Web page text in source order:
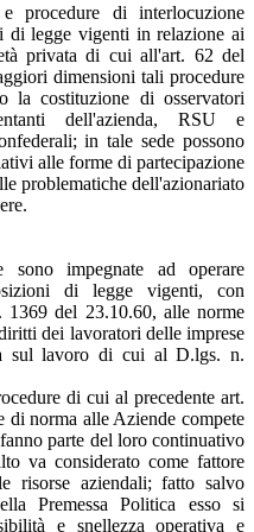
procedure di interlocuzione
di legge vigenti in relazione ai
privata di cui all'art. 62 del
dimensioni tali procedure
la costituzione di osservatori
dell'azienda, RSU e
in tale sede possono
alle forme di partecipazione
problematiche dell'azionariato
impegnate ad operare
di legge vigenti, con
1369 del 23.10.60, alle norme
dei lavoratori delle imprese
sul lavoro di cui al D.lgs. n.
di cui al precedente art.
di norma alle Aziende compete
parte del loro continuativo
va considerato come fattore
risorse aziendali; fatto salvo
Premessa Politica esso si
e snellezza operativa e